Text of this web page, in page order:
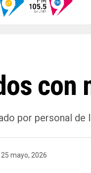
con
por personal
25 mayo, 2026